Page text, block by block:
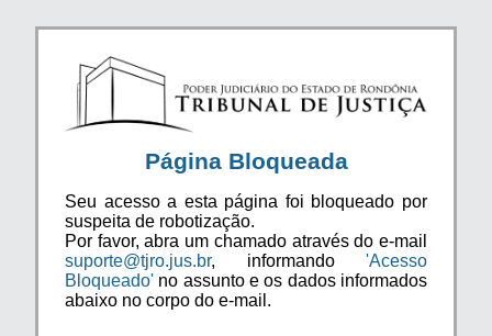
Página Bloqueada
Seu acesso a esta página foi bloqueado por
suspeita de robotização.
Por favor, abra um chamado através do e-mail
suporte@tjro.jus.br, informando 'Acesso
Bloqueado' no assunto e os dados informados
abaixo no corpo do e-mail.